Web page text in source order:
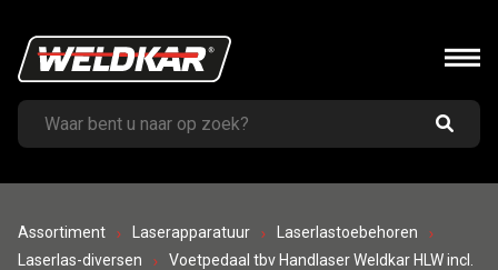
Assortiment Laserapparatuur
Laserlastoebehoren
Laserlas-diversen
Voetpedaal tbv Handlaser Weldkar HLW incl.